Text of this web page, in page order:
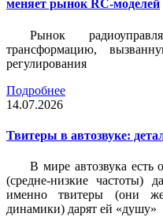
меняет рынок RC-моделей
Рынок
трансформацию,
регулирования
Подробнее
14.07.2026
Твитеры в автозвуке:
В мире автозвука есть
(средне-низкие частоты)
именно твитеры (они же
динамики) дарят ей «душу»